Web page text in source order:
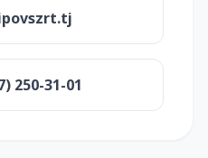
250-31-01